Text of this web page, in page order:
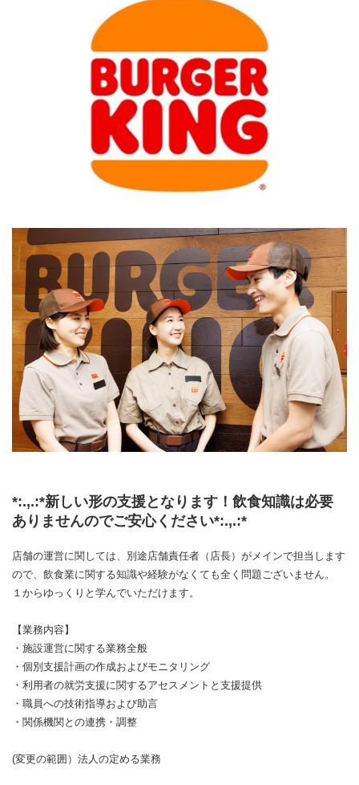
*:.,.:*新しい形の支援となります！飲食知識は必要
ありませんのでご安心ください*:.,.:*
店舗の運営に関しては、別途店舗責任者（店長）がメインで担当します
ので、飲食業に関する知識や経験がなくても全く問題ございません。
１からゆっくりと学んでいただけます。
【業務内容】
・施設運営に関する業務全般
・個別支援計画の作成およびモニタリング
・利用者の就労支援に関するアセスメントと支援提供
・職員への技術指導および助言
・関係機関との連携・調整
(変更の範囲）法人の定める業務